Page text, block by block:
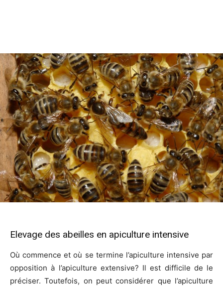
Elevage des abeilles en apiculture intensive
Où commence et où se termine l’apiculture intensive par
opposition à l’apiculture extensive? Il est difficile de le
préciser. Toutefois, on peut considérer que l’apiculture